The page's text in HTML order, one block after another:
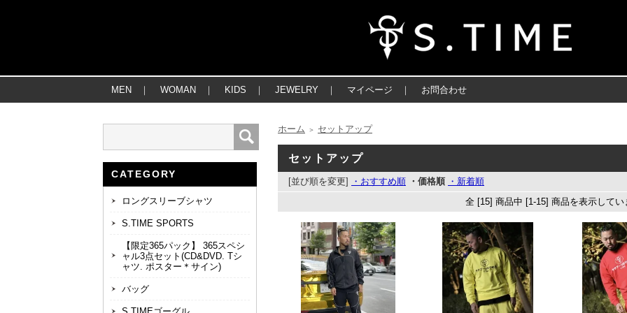
MEN ｜ WOMAN ｜ KIDS ｜ JEWELRY ｜ マイページ ｜ お問合わせ
CATEGORY
ロングスリーブシャツ
S.TIME SPORTS
【限定365パック】 365スペシ
ャル3点セット(CD&DVD. Tシ
ャツ. ポスター＊サイン)
バッグ
ホーム ＞ セットアップ
セットアップ
[並び順を変更] ・おすすめ順 ・価格順 ・新着順
全 [15] 商品中 [1-15] 商品を表示してい